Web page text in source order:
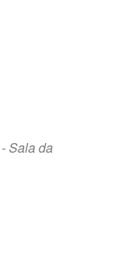
Sala da